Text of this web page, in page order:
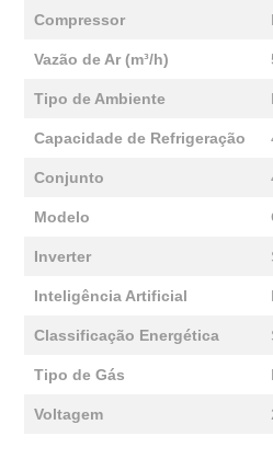
Compressor
Vazão de Ar (m³/h)
Tipo de Ambiente
Capacidade de Refrigeração
Conjunto
Modelo
Inverter
Inteligência Artificial
Classificação Energética
Tipo de Gás
Voltagem